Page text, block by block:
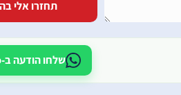
שלחו הודעה ב-WhatsApp